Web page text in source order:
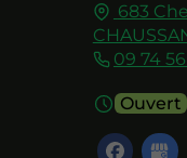
683
09 74
Ouvert